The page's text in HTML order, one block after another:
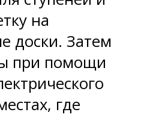
на
доски. Затем
при помощи
где